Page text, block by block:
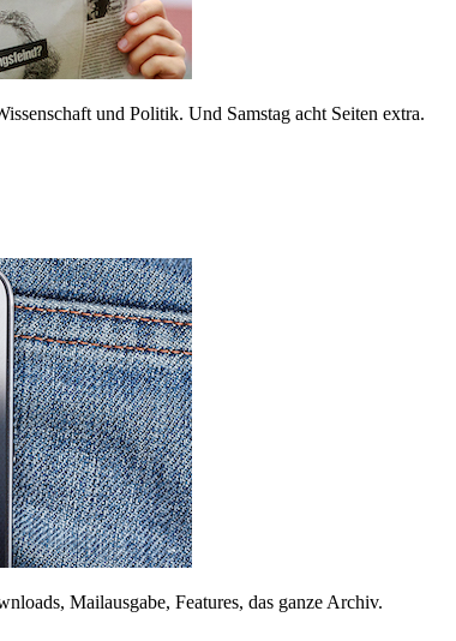
und Politik. Und Samstag acht Seiten extra.
Mailausgabe, Features, das ganze Archiv.